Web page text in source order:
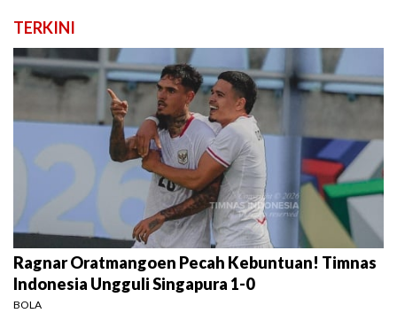
TERKINI
Ragnar Oratmangoen Pecah Kebuntuan! Timnas
Indonesia Ungguli Singapura 1-0
BOLA